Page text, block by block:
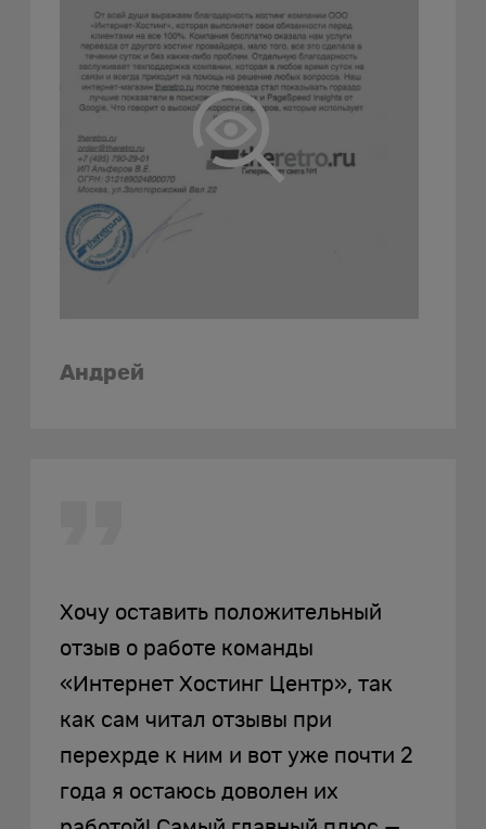
Андрей
Хочу оставить положительный
отзыв о работе команды
«Интернет Хостинг Центр», так
как сам читал отзывы при
перехрде к ним и вот уже почти 2
года я остаюсь доволен их